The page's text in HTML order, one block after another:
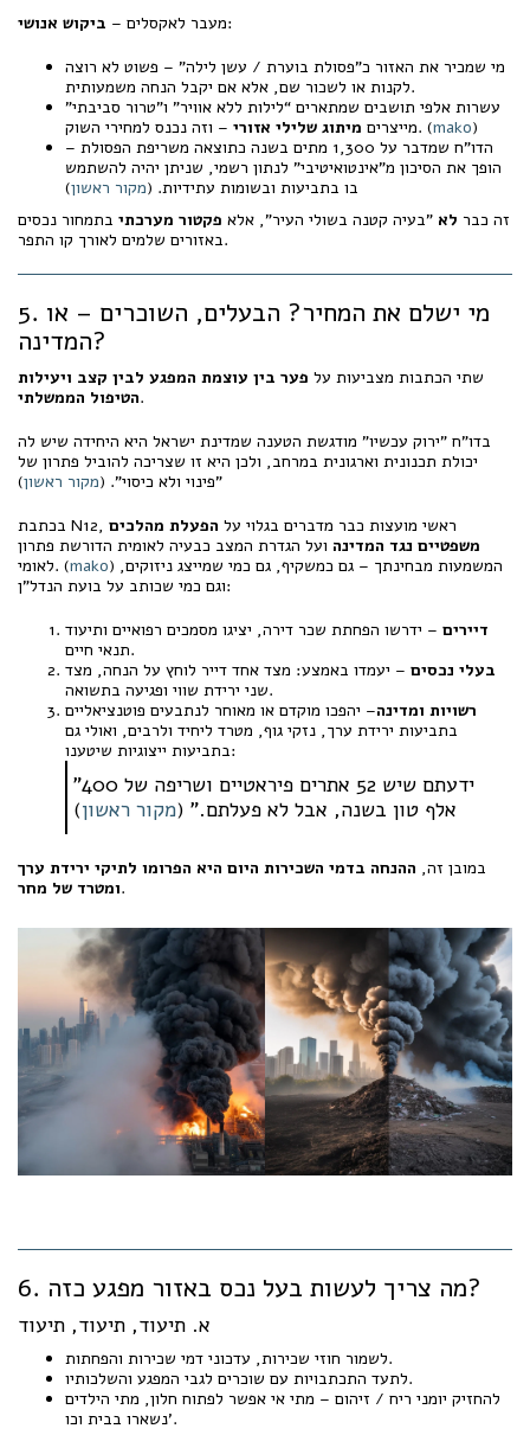
מעבר לאקסלים – ביקוש אנושי
:
מי שמכיר את האזור כ"פסולת בוערת / עשן לילה" – פשוט לא רוצה
לקנות או לשכור שם, אלא אם יקבל הנחה משמעותית.
עשרות אלפי תושבים שמתארים “לילות ללא אוויר” ו"טרור סביבתי"
מייצרים מיתוג שלילי אזורי – וזה נכנס למחירי השוק. (mako)
הדו"ח שמדבר על 1,300 מתים בשנה כתוצאה משריפת הפסולת –
הופך את הסיכון מ"אינטואיטיבי" לנתון רשמי, שניתן יהיה להשתמש
בו בתביעות ובשומות עתידיות. (מקור ראשון)
זה כבר לא "בעיה קטנה בשולי העיר", אלא פקטור מערכתי בתמחור נכסים
באזורים שלמים לאורך קו התפר.
5. מי ישלם את המחיר? הבעלים, השוכרים – או
המדינה?
שתי הכתבות מצביעות על פער בין עוצמת המפגע לבין קצב ויעילות
הטיפול הממשלתי.
בדו"ח "ירוק עכשיו" מודגשת הטענה שמדינת ישראל היא היחידה שיש לה
יכולת תכנונית וארגונית במרחב, ולכן היא זו שצריכה להוביל פתרון של
"פינוי ולא כיסוי". (מקור ראשון)
בכתבת N12, ראשי מועצות כבר מדברים בגלוי על הפעלת מהלכים
משפטיים נגד המדינה ועל הגדרת המצב כבעיה לאומית הדורשת פתרון
לאומי. (mako) המשמעות מבחינתך – גם כמשקיף, גם כמי שמייצג ניזוקים,
וגם כמי שכותב על בועת הנדל"ן:
דיירים – ידרשו הפחתת שכר דירה, יציגו מסמכים רפואיים ותיעוד
תנאי חיים.
בעלי נכסים – יעמדו באמצע: מצד אחד דייר לוחץ על הנחה, מצד
שני ירידת שווי ופגיעה בתשואה.
רשויות ומדינה– יהפכו מוקדם או מאוחר לנתבעים פוטנציאליים
בתביעות ירידת ערך, נזקי גוף, מטרד ליחיד ולרבים, ואולי גם
בתביעות ייצוגיות שיטענו:
"ידעתם שיש 52 אתרים פיראטיים ושריפה של 400
אלף טון בשנה, אבל לא פעלתם." (מקור ראשון)
במובן זה, ההנחה בדמי השכירות היום היא הפרומו לתיקי ירידת ערך
ומטרד של מחר.
6. מה צריך לעשות בעל נכס באזור מפגע כזה?
א. תיעוד, תיעוד, תיעוד
לשמור חוזי שכירות, עדכוני דמי שכירות והפחתות.
לתעד התכתבויות עם שוכרים לגבי המפגע והשלכותיו.
להחזיק יומני ריח / זיהום – מתי אי אפשר לפתוח חלון, מתי הילדים
נשארו בבית וכו'.